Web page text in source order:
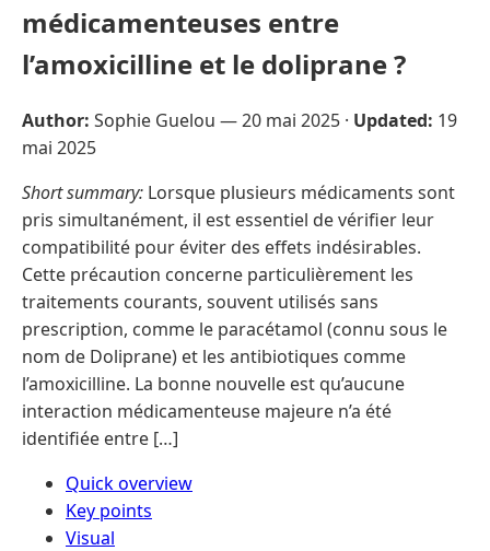
médicamenteuses entre
l’amoxicilline et le doliprane ?
Author: Sophie Guelou —20 mai 2025 · Updated: 19
mai 2025
Short summary: Lorsque plusieurs médicaments sont
pris simultanément, il est essentiel de vérifier leur
compatibilité pour éviter des effets indésirables.
Cette précaution concerne particulièrement les
traitements courants, souvent utilisés sans
prescription, comme le paracétamol (connu sous le
nom de Doliprane) et les antibiotiques comme
l’amoxicilline. La bonne nouvelle est qu’aucune
interaction médicamenteuse majeure n’a été
identifiée entre […]
Quick overview
Key points
Visual